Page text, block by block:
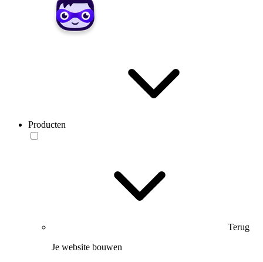
Producten
Terug
Je website bouwen